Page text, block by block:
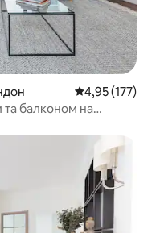
Середня
4,95 (177)
та балконом на